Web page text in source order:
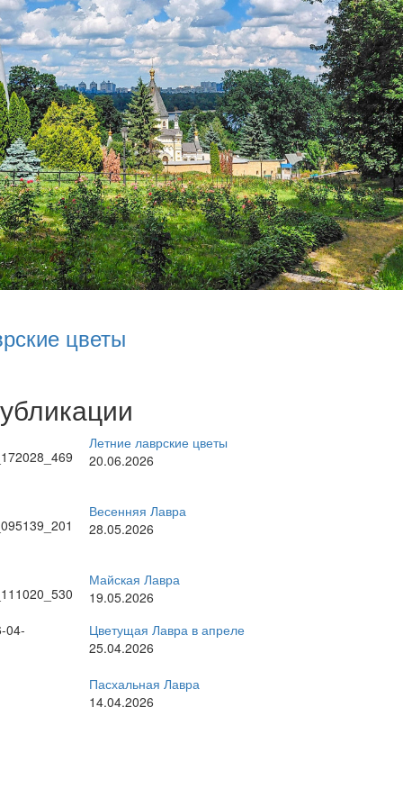
цветы
Летние лаврские цветы
20.06.2026
Весенняя Лавра
28.05.2026
Майская Лавра
19.05.2026
Цветущая Лавра в апреле
25.04.2026
Пасхальная Лавра
14.04.2026